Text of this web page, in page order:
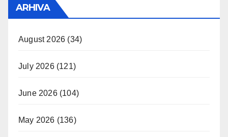
ARHIVA
August 2026 (34)
July 2026(121)
June 2026(104)
May 2026 (136)